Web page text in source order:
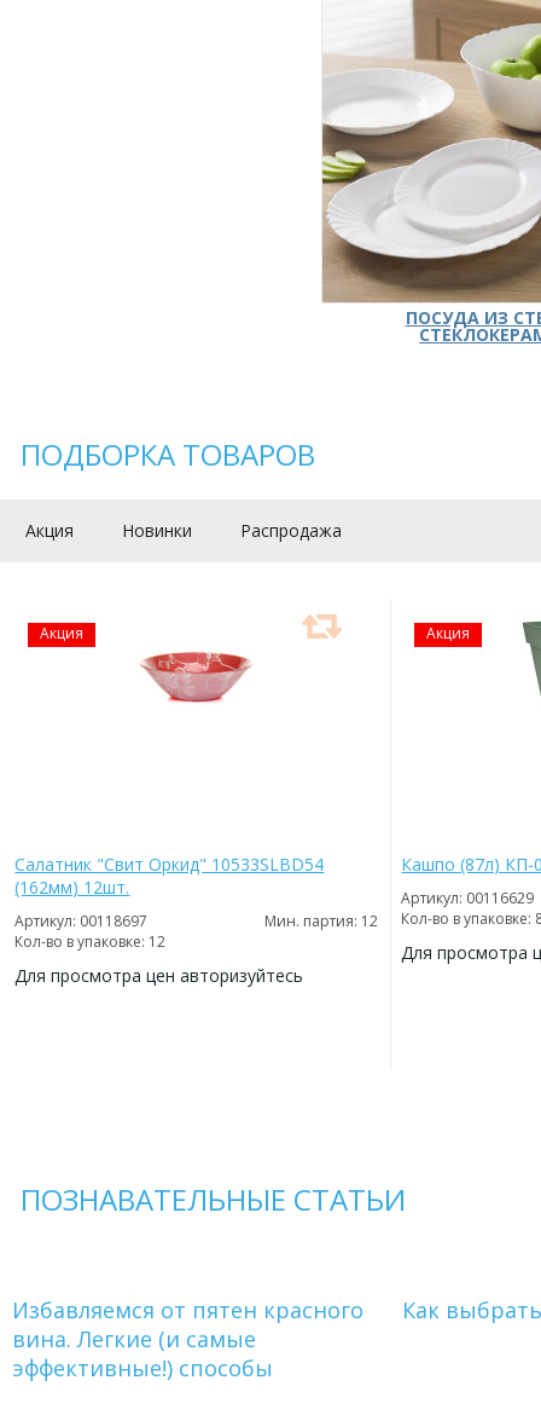
ПОСУДА ИЗ
ПОДБОРКА ТОВАРОВ
Акция Новинки Распродажа
Акция
Салатник "Свит Оркид" 10533SLBD54
(162мм) 12шт.
Артикул: 00118697
Мин. партия: 12
Кол-во в упаковке: 12
Для просмотра цен авторизуйтесь
Акция
Кашпо (87л) КП-
Артикул: 00116629
Кол-во в упаковке:
Для просмотра
ПОЗНАВАТЕЛЬНЫЕ СТАТЬИ
Избавляемся от пятен красного
вина. Легкие (и самые
эффективные!) способы
Как